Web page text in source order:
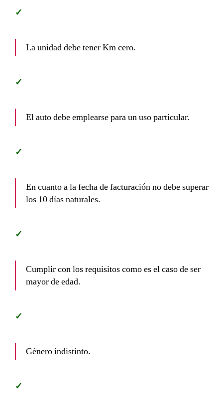
La unidad debe tener Km cero.
El auto debe emplearse para un uso particular.
En cuanto a la fecha de facturación no debe superar
los 10 días naturales.
Cumplir con los requisitos como es el caso de ser
mayor de edad.
Género indistinto.